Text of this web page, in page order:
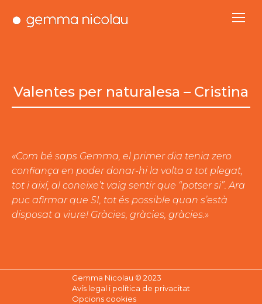
Valentes per naturalesa – Cristina
«Com bé saps Gemma, el primer dia tenia zero
confiança en poder donar-hi la volta a tot plegat,
tot i així, al coneixe’t vaig sentir que “potser si”. Ara
puc afirmar que SI, tot és possible quan s’està
disposat a viure! Gràcies, gràcies, gràcies.»
Gemma Nicolau © 2023
Avís legal i política de privacitat
Opcions cookies